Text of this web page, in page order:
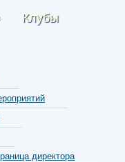
Клубы
директора